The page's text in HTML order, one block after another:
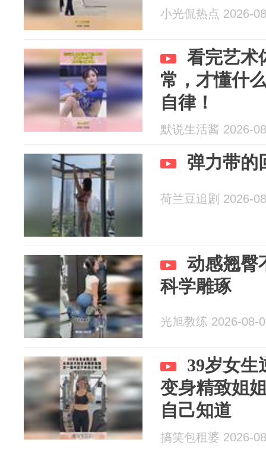
小光侃热点 2026-
看完艺术
常，才懂什
自律！
默说生活酱 2026-
弹力带的
荷兰豆追剧 2026-
动感翘臀
科学雕琢
光旭教练 2026-08-
39岁女生
变身精致姐
自己知道
搞笑包租婆 2026-